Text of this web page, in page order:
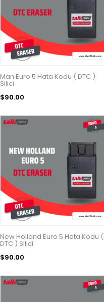
Man Euro 5 Hata Kodu ( DTC )
Silici
$90.00
New Holland Euro 5 Hata Kodu (
DTC ) Silici
$90.00